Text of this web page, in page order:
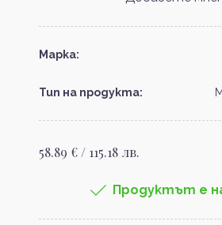
Марка:
Тип на продукта:
58.89 € / 115.18 лв.
Продуктът е